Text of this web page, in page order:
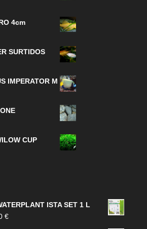
4cm
SURTIDOS
IMPERATOR M
CUP
ISTA SET 1 L
€El